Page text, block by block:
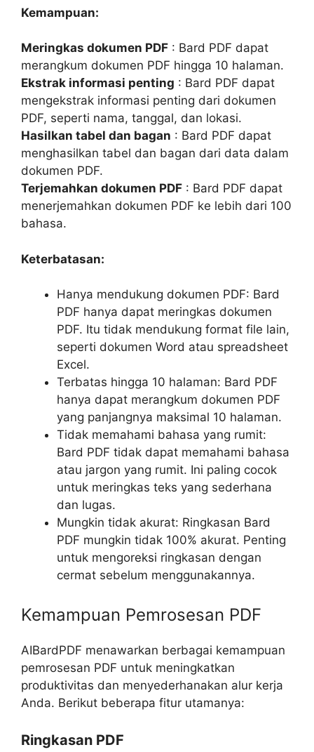
Kemampuan:
Meringkas dokumen PDF : Bard PDF dapat
merangkum dokumen PDF hingga 10 halaman.
Ekstrak informasi penting : Bard PDF dapat
mengekstrak informasi penting dari dokumen
PDF, seperti nama, tanggal, dan lokasi.
Hasilkan tabel dan bagan : Bard PDF dapat
menghasilkan tabel dan bagan dari data dalam
dokumen PDF.
Terjemahkan dokumen PDF : Bard PDF dapat
menerjemahkan dokumen PDF ke lebih dari 100
bahasa.
Keterbatasan:
Hanya mendukung dokumen PDF: Bard
PDF hanya dapat meringkas dokumen
PDF. Itu tidak mendukung format file lain,
seperti dokumen Word atau spreadsheet
Excel.
Terbatas hingga 10 halaman: Bard PDF
hanya dapat merangkum dokumen PDF
yang panjangnya maksimal 10 halaman.
Tidak memahami bahasa yang rumit:
Bard PDF tidak dapat memahami bahasa
atau jargon yang rumit. Ini paling cocok
untuk meringkas teks yang sederhana
dan lugas.
Mungkin tidak akurat: Ringkasan Bard
PDF mungkin tidak 100% akurat. Penting
untuk mengoreksi ringkasan dengan
cermat sebelum menggunakannya.
Kemampuan Pemrosesan PDF
AIBardPDF menawarkan berbagai kemampuan
pemrosesan PDF untuk meningkatkan
produktivitas dan menyederhanakan alur kerja
Anda. Berikut beberapa fitur utamanya:
Ringkasan PDF